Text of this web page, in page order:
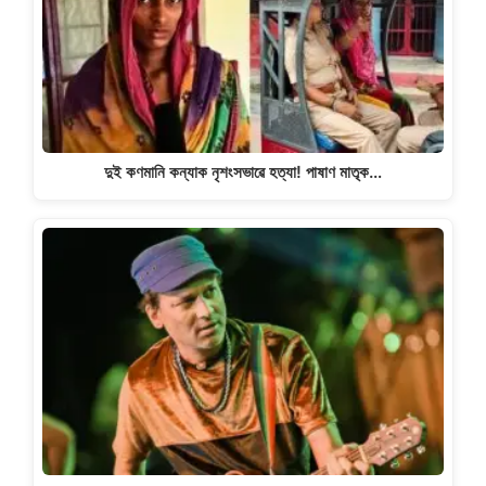
দুই কণমানি কন্যাক নৃশংসভাৱে হত্যা! পাষাণ মাতৃক…